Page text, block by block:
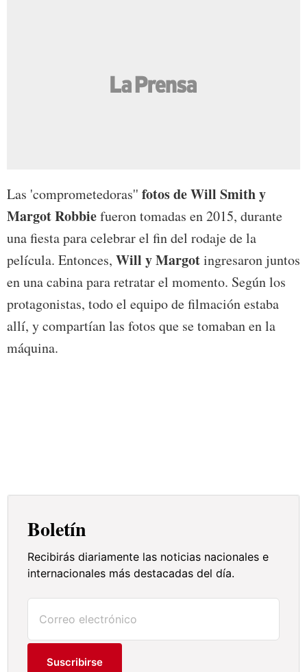
Las 'comprometedoras'' fotos de Will Smith y
Margot Robbiefueron tomadas en 2015, durante
una fiesta para celebrar el fin del rodaje de la
película. Entonces, Will y Margotingresaron juntos
en una cabina para retratar el momento. Según los
protagonistas, todo el equipo de filmación estaba
allí, y compartían las fotos que se tomaban en la
máquina.
Boletín
Recibirás diariamente las noticias nacionales e
internacionales más destacadas del día.
Suscribirse